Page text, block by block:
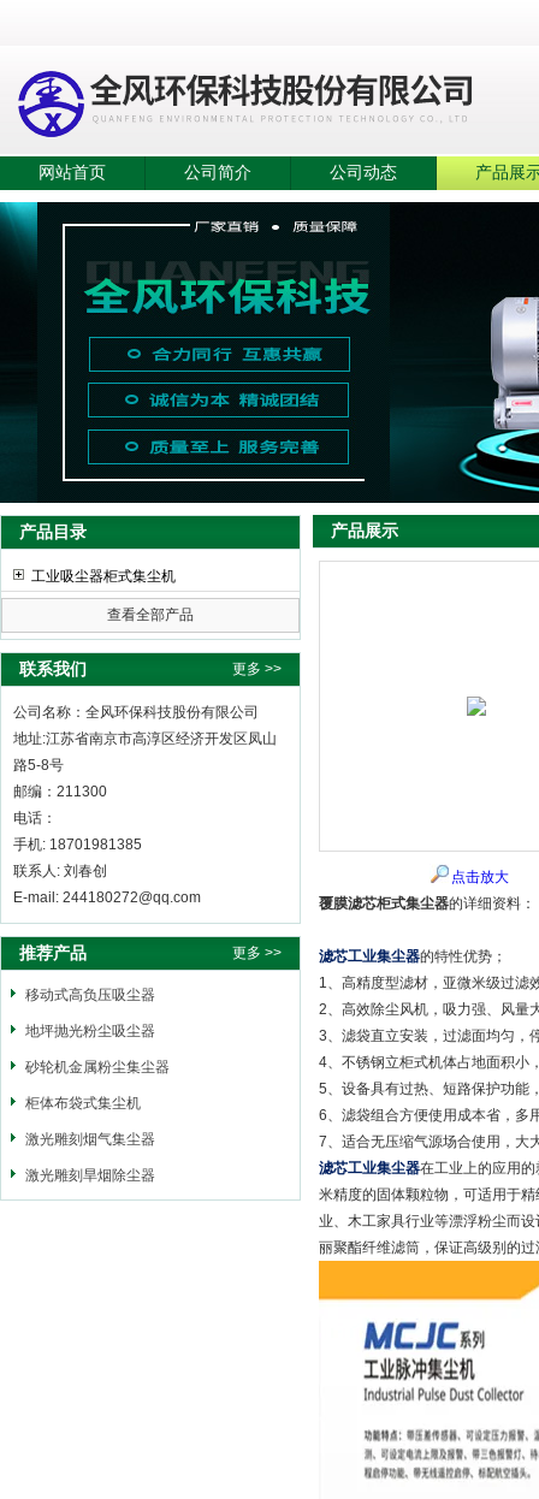
网站首页 公司简介 公司动态 产品展
产品目录
工业吸尘器柜式集尘机
查看全部产品
联系我们 更多 >>
公司名称：全风环保科技股份有限公司
地址:江苏省南京市高淳区经济开发区凤山
路5-8号
邮编：211300
电话：
手机: 18701981385
联系人: 刘春创
E-mail: 244180272@qq.com
推荐产品 更多 >>
移动式高负压吸尘器
地坪抛光粉尘吸尘器
砂轮机金属粉尘集尘器
柜体布袋式集尘机
激光雕刻烟气集尘器
激光雕刻旱烟除尘器
产品展示
点击放大
覆膜滤芯柜式集尘器的详细资料：
滤芯工业集尘器的特性优势；
1、高精度型滤材，亚微米级过滤
2、高效除尘风机，吸力强、风量
3、滤袋直立安装，过滤面均匀，
4、不锈钢立柜式机体占地面积小
5、设备具有过热、短路保护功能
6、滤袋组合方便使用成本省，多
7、适合无压缩气源场合使用，大
滤芯工业集尘器在工业上的应用
米精度的固体颗粒物，可适用于
业、木工家具行业等漂浮粉尘而
丽聚酯纤维滤筒，保证高级别的